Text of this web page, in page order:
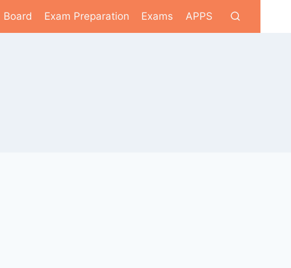
Board Exam Preparation Exams APPS